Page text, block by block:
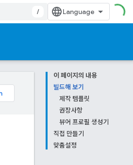
/
이 페이지의 내용
빌드해 보기
제작 템플릿
권장사항
뷰어 프로필 생성기
직접 만들기
맞춤설정